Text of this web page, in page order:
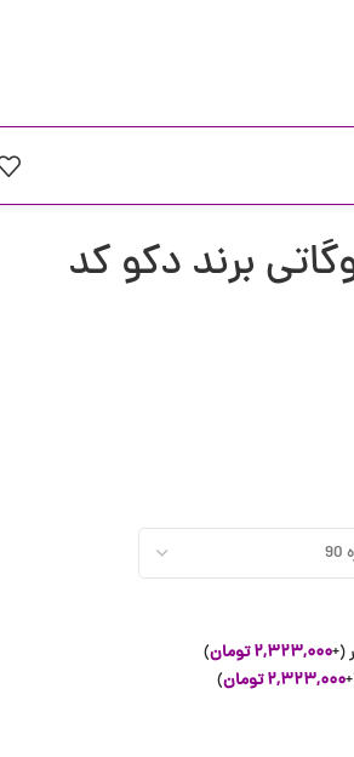
برند دکو کد
(+۲,۳۲۳,۰۰۰تومان)
۲,۳۲۳,۰۰۰تومان)